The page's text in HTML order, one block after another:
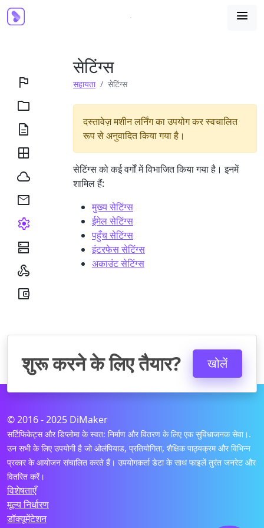











सेटिंग्स
सहायता सेटिंग्स
दस्तावेज़ मशीन लर्निंग का उपयोग कर स्वचालित
रूप से अनुवादित किया गया है।
सेटिंग्स को कई वर्गों में विभाजित किया गया है। इनमें
शामिल हैं:
मुख्य सेटिंग्स
ईमेल सेटिंग्स
पहुँच सेटिंग्स
इंटरफेस सेटिंग्स
अकाउंट सेटिंग्स
शुरू करने के लिए तैयार? खोलें
© 2016 - 2025 DiMaker
सर्टिफिकेट्स और डिप्लोमा के स्वत: निर्माण और वितरण के लिए एक सुविधाजनक सेवा।.
उन सभी के लिए उपयोगी है जो ओलंपियाड, प्रतियोगिता, शैक्षिक पाठ्यक्रम और विभिन्न
प्रकार के आयोजन संचालित करते हैं। उपयोगकर्ता डेटा के साथ फाइलें तुरंत जनरेट और
वितरित करें।
विशेषताएँ
मूल्य निर्धारण
डॉक्यूमेंटेशन